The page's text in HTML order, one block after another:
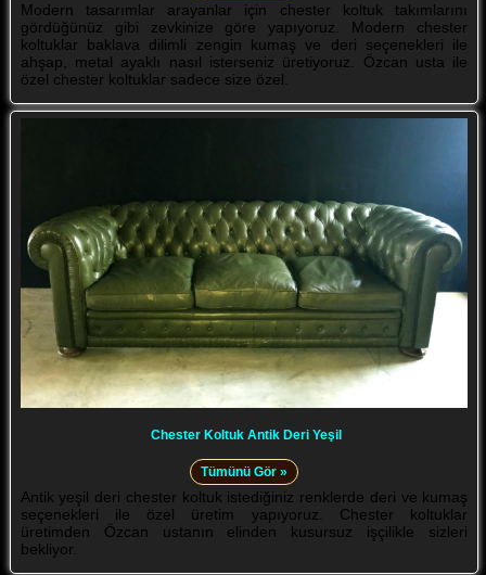
Modern tasarımlar arayanlar için chester koltuk takımlarını
gördüğünüz gibi zevkinize göre yapıyoruz. Modern chester
koltuklar baklava dilimli zengin kumaş ve deri seçenekleri ile
ahşap, metal ayaklı nasıl isterseniz üretiyoruz. Özcan usta ile
özel chester koltuklar sadece size özel.
Chester Koltuk Antik Deri Yeşil
Tümünü Gör »
Antik yeşil deri chester koltuk istediğiniz renklerde deri ve kumaş
seçenekleri ile özel üretim yapıyoruz. Chester koltuklar
üretimden Özcan ustanın elinden kusursuz işçilikle sizleri
bekliyor.